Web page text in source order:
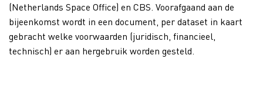
(Netherlands Space Office) en CBS. Voorafgaand aan de
bijeenkomst wordt in een document, per dataset in kaart
gebracht welke voorwaarden (juridisch, financieel,
technisch) er aan hergebruik worden gesteld.